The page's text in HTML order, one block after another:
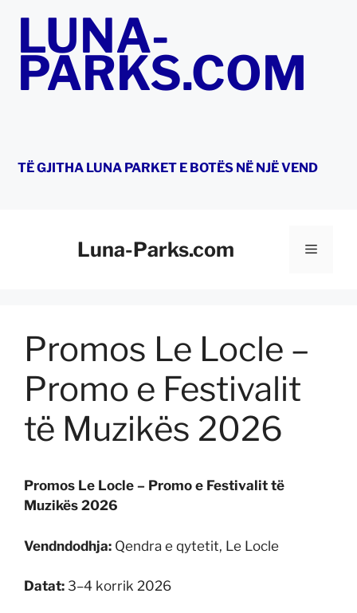
përmbajtja
LUNA-
PARKS.COM
TË GJITHA LUNA PARKET E BOTËS NË NJË VEND
Luna-Parks.com Menu
Promos Le Locle –
Promo e Festivalit
të Muzikës 2026
Promos Le Locle – Promo e Festivalit të
Muzikës 2026
Vendndodhja: Qendra e qytetit, Le Locle
Datat: 3–4 korrik 2026